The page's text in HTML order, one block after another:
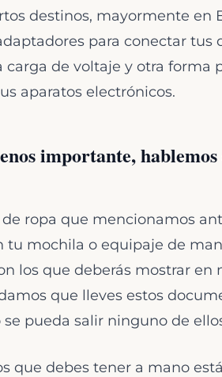
destinos, mayormente en
para conectar tus
de voltaje y otra forma
aparatos electrónicos.
importante,
ropa que mencionamos
tu mochila o equipaje de
los que deberás mostrar
que lleves estos
pueda salir ninguno de
que debes tener a mano